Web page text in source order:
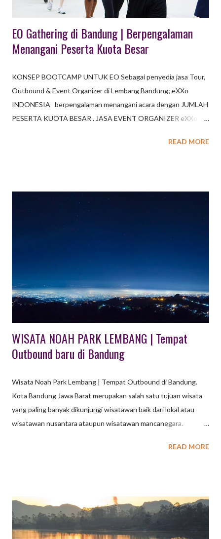
lebih efektif, sekali...
EO Gathering di Bandung | Berpengalaman
Menangani Peserta Kuota Besar
KONSEP BOOTCAMP UNTUK EO Sebagai penyedia jasa Tour,
Outbound & Event Organizer di Lembang Bandung; eXXo
INDONESIA berpengalaman menangani acara dengan JUMLAH
PESERTA KUOTA BESAR . JASA EVENT ORGANIZER eXXo
Bandung, jasa eo di Jakarta serta kota beberapa kota besar
INDONESIA akan menjadi mitra terbaik anda berupa jasa eo
yang akan membantu merancang program, pemilihan lokasi
READ MORE
WISATA NOAH PARK LEMBANG | Tempat
Outbound baru di Bandung
Wisata Noah Park Lembang | Tempat Outbound di Bandung.
Kota Bandung Jawa Barat merupakan salah satu tujuan wisata
yang paling banyak dikunjungi wisatawan baik dari lokal atau
wisatawan nusantara ataupun wisatawan mancanegara.
Outbound di Bandung, kini makin banyak ragam jenisnya yang
organisasi ini tersebari di beberapa tempat wisata outbound
seperti Pangalengan, Ciwidey serta kota Lembang Bandung.
Wisata Outbound di Lembang Bandung Sebagai salah satu
READ MORE